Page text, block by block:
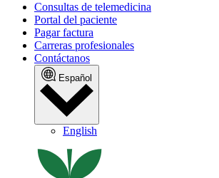
Consultas de telemedicina
Portal del paciente
Pagar factura
Carreras profesionales
Contáctanos
Español
English